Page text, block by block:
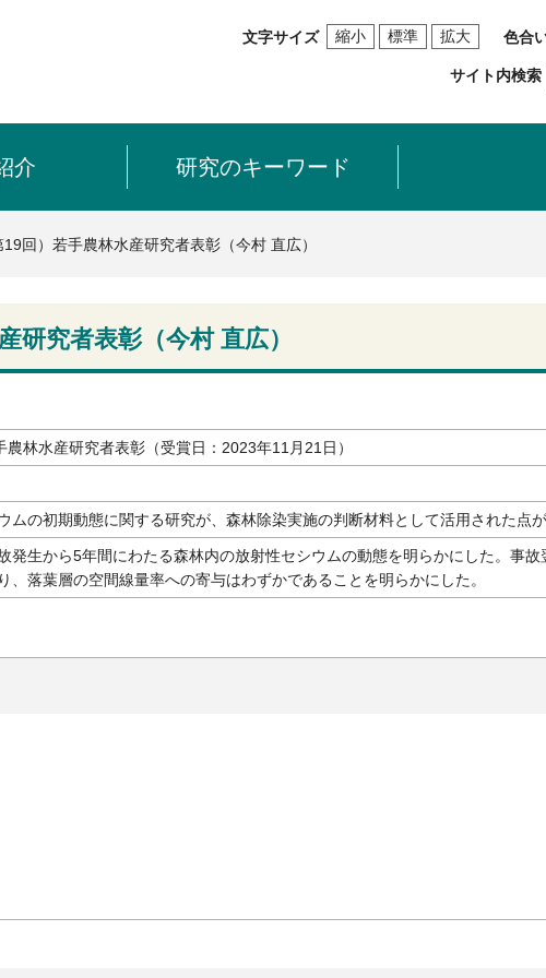
文字サイズ 縮小 標準 拡大 色合
サイト内検索
介 研究のキーワード
回）若手農林水産研究者表彰（今村 直広）
研究者表彰（今村 直広）
林水産研究者表彰（受賞日：2023年11月21日）
ムの初期動態に関する研究が、森林除染実施の判断材料として活用された点が
発生から5年間にわたる森林内の放射性セシウムの動態を明らかにした。事
、落葉層の空間線量率への寄与はわずかであることを明らかにした。